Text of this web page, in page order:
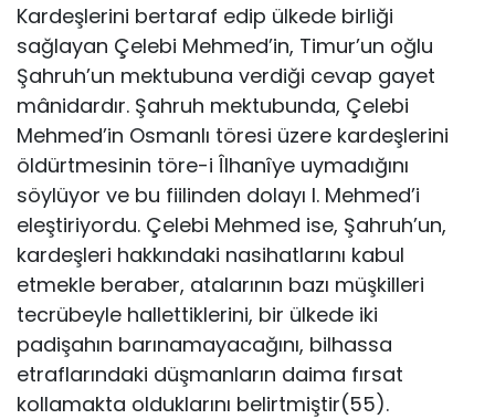
Kardeşlerini bertaraf edip ülkede birliği
sağlayan Çelebi Mehmed’in, Timur’un oğlu
Şahruh’un mektubuna verdiği cevap gayet
mânidardır. Şahruh mektubunda, Çelebi
Mehmed’in Osmanlı töresi üzere kardeşlerini
öldürtmesinin töre-i Îlhanîye uymadığını
söylüyor ve bu fiilinden dolayı I. Mehmed’i
eleştiriyordu. Çelebi Mehmed ise, Şahruh’un,
kardeşleri hakkındaki nasihatlarını kabul
etmekle beraber, atalarının bazı müşkilleri
tecrübeyle hallettiklerini, bir ülkede iki
padişahın barınamayacağını, bilhassa
etraflarındaki düşmanların daima fırsat
kollamakta olduklarını belirtmiştir(55).